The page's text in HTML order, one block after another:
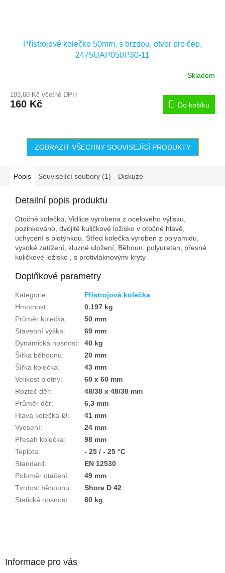
Přístrojové kolečko 50mm, s brzdou, otvor pro čep,
2475UAP050P30-11
Skladem
193,60 Kč včetně DPH
160 Kč Do košíku
ZOBRAZIT VŠECHNY SOUVISEJÍCÍ PRODUKTY
Popis Související soubory (1) Diskuze
Detailní popis produktu
Otočné kolečko, Vidlice vyrobena z ocelového výlisku,
pozinkováno, dvojité kuličkové ložisko v otočné hlavě,
uchycení s plotýnkou. Střed kolečka vyroben z polyamidu,
vysoké zatížení, kluzné uložení, Běhoun: polyuretan, přesné
kuličkové ložisko , s protivláknovými kryty
Doplňkové parametry
Kategorie:
Přístrojová kolečka
Hmotnost:
0.197 kg
Průměr kolečka:
50 mm
Stavební výška:
69 mm
Dynamická nosnost:
40 kg
Šířka běhounu:
20 mm
Šířka kolečka:
43 mm
Velikost plotny:
60 x 60 mm
Rozteč děr:
48/38 x 48/38 mm
Průměr děr:
6,3 mm
Hlava kolečka-Ø:
41 mm
Vyosení:
24 mm
Přesah kolečka:
98 mm
Teplota:
- 25 / - 25 °C
Standard:
EN 12530
Poloměr otáčení:
49 mm
Tvrdost běhounu:
Shore D 42
Statická nosnost: 80 kg
Informace pro vás